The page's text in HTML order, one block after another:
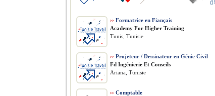
›› Formatrice en Fiançais
Academy For Higher Training
Tunis, Tunisie
›› Projeteur / Dessinateur en Génie Civil
Fd Ingénierie Et Conseils
Ariana, Tunisie
›› Comptable